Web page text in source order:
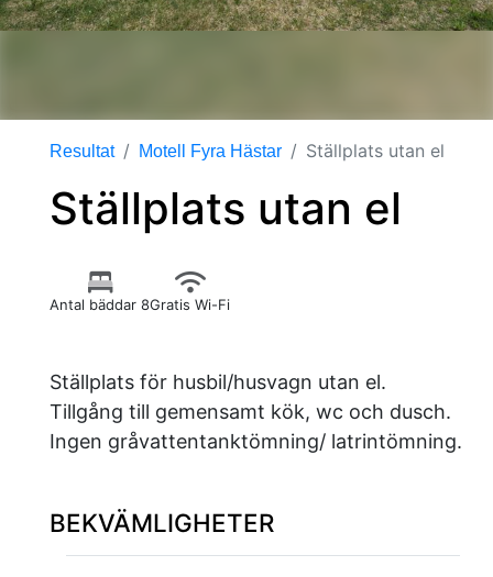
Resultat Motell Fyra Hästar Ställplats utan el
Ställplats utan el
Antal bäddar 8Gratis Wi-Fi
Ställplats för husbil/husvagn utan el.
Tillgång till gemensamt kök, wc och dusch.
Ingen gråvattentanktömning/ latrintömning.
BEKVÄMLIGHETER